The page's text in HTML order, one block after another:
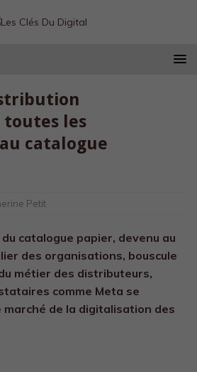
les
catalogue
Petit
catalogue papier, devenu au
des organisations, bouscule
métier des distributeurs,
comme Meta se
de la digitalisation des